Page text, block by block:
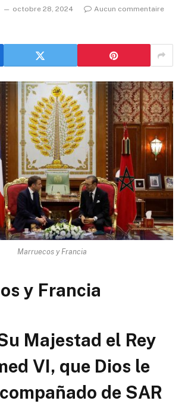
octobre 28, 2024
Aucun commentaire
Marruecos y Francia
y Francia
Majestad el Rey
VI, que Dios le
de SAR